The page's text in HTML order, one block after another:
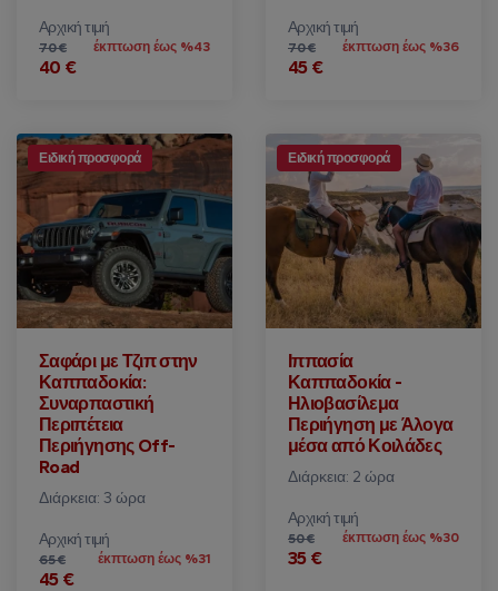
Αρχική τιμή
70 €
40 €
έκπτωση έως %43
Αρχική τιμή
70 €
45 €
έκπτωση έως %36
Ειδική προσφορά
Σαφάρι με Τζιπ στην
Καππαδοκία:
Συναρπαστική
Περιπέτεια
Περιήγησης Off-
Road
Διάρκεια: 3 ώρα
Αρχική τιμή
65 €
45 €
έκπτωση έως %31
Ειδική προσφορά
Ιππασία
Καππαδοκία -
Ηλιοβασίλεμα
Περιήγηση με Άλογα
μέσα από Κοιλάδες
Διάρκεια: 2 ώρα
Αρχική τιμή
50 €
35 €
έκπτωση έως %30